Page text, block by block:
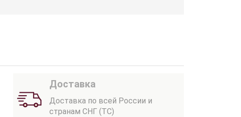
Доставка
Доставка по всей России и
странам СНГ (ТС)